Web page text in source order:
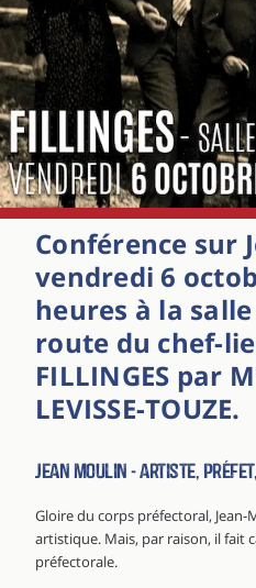
Conférence sur
vendredi 6
heures à la
route du chef-
FILLINGES par M
LEVISSE-TOUZE.
Jean Moulin - artiste,
Gloire du corps préfectoral,
artistique. Mais, par raison, il fait
préfectorale.